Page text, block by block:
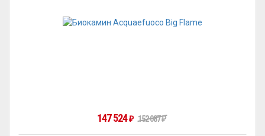
147 524₽ 152 087₽